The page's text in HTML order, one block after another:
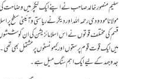
سلیم منصور خالد صاحب نے اپنے ایک لیکچر میں وضاحت
مولانا مودودی رحمہ اللہ اور دیگر نے ریاستی و آئینی سطح
قسم کی مختلف قوتوں نے اس اسلامائزیشن کی ان
میں ایک قوت قوم پرستوں اور کیمونسٹوں پر مشتمل بھی
جدوجہد کے لیے ایک اہم سنگ میل ہے ۔